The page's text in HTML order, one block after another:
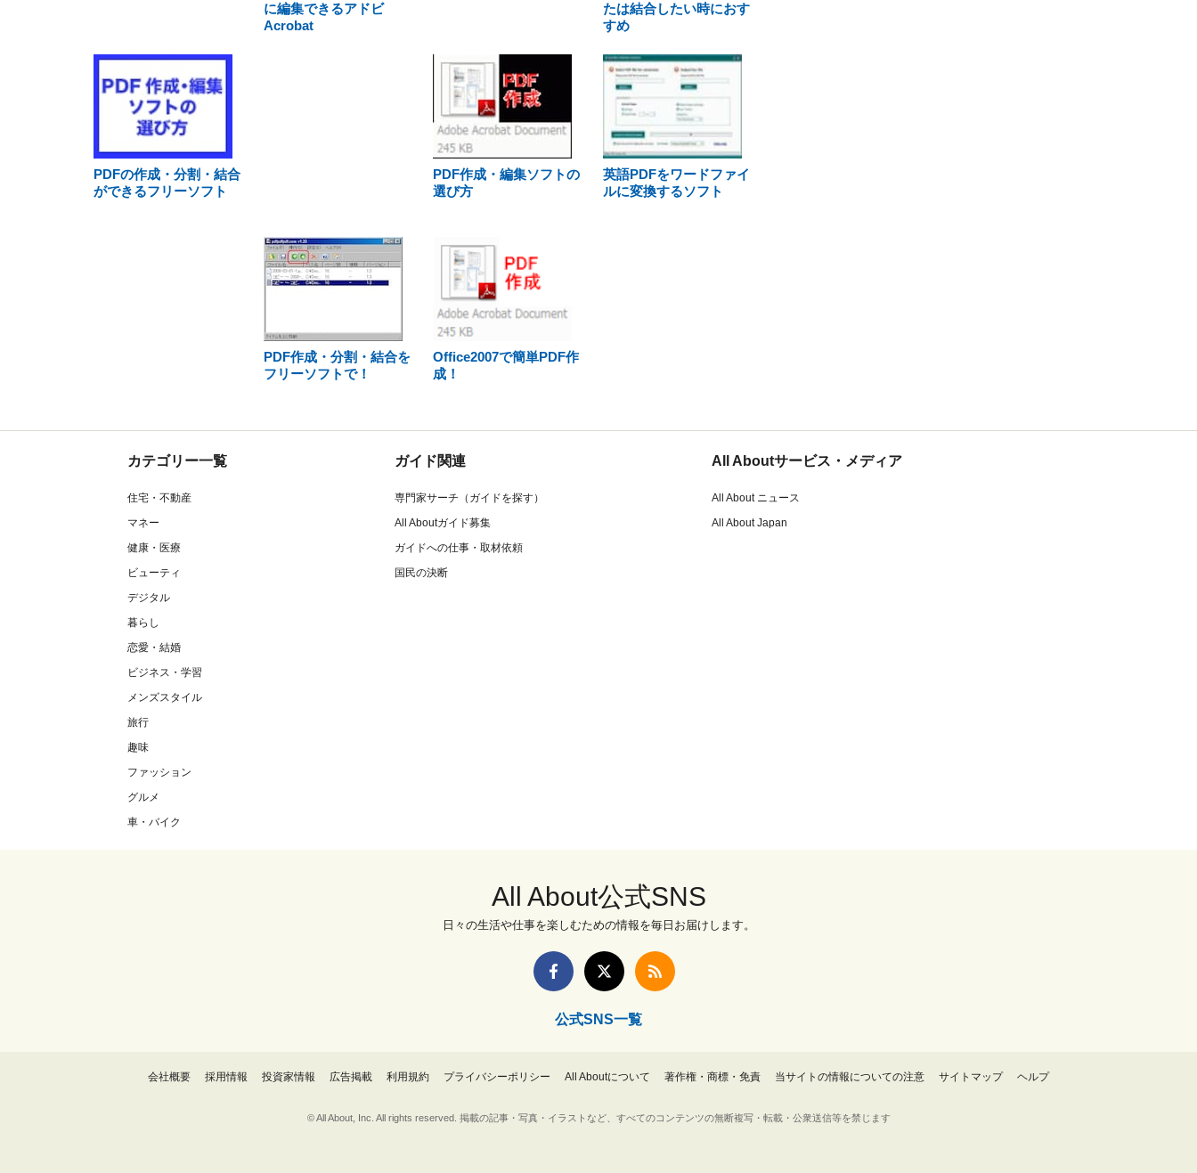
に編集できるアドビ
Acrobat
たは結合したい時におす
すめ
PDFの作成・分割・結合
ができるフリーソフト
PDF作成・編集ソフトの
選び方
英語PDFをワードファイ
ルに変換するソフト
PDF作成・分割・結合を
フリーソフトで！
Office2007で簡単PDF作
成！
カテゴリー一覧
住宅・不動産
マネー
健康・医療
ビューティ
デジタル
暮らし
恋愛・結婚
ビジネス・学習
メンズスタイル
旅行
趣味
ファッション
グルメ
車・バイク
ガイド関連
専門家サーチ（ガイドを探す）
All Aboutガイド募集
ガイドへの仕事・取材依頼
国民の決断
All Aboutサービス・メディア
All About ニュース
All About Japan
All About公式SNS
日々の生活や仕事を楽しむための情報を毎日お届けします。
公式SNS一覧
会社概要 採用情報 投資家情報 広告掲載 利用規約 プライバシーポリシー All Aboutについて 著作権・商標・免責 当サイトの情報についての注意 サイトマップ ヘルプ
© All About, Inc. All rights reserved. 掲載の記事・写真・イラストなど、すべてのコンテンツの無断複写・転載・公衆送信等を禁じます